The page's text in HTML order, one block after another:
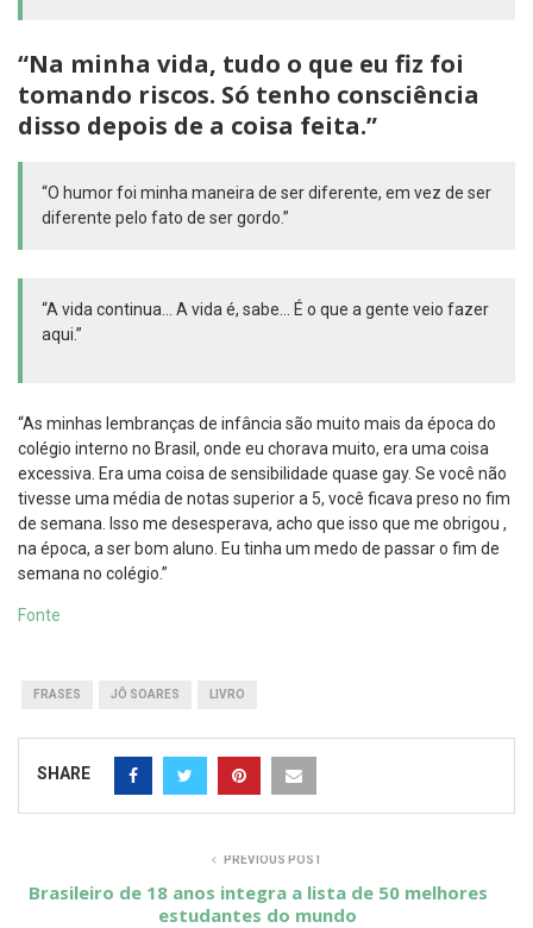
“Na minha vida, tudo o que eu fiz foi
tomando riscos. Só tenho consciência
disso depois de a coisa feita.”
“O humor foi minha maneira de ser diferente, em vez de ser
diferente pelo fato de ser gordo.”
“A vida continua… A vida é, sabe… É o que a gente veio fazer
aqui.”
“As minhas lembranças de infância são muito mais da época do
colégio interno no Brasil, onde eu chorava muito, era uma coisa
excessiva. Era uma coisa de sensibilidade quase gay. Se você não
tivesse uma média de notas superior a 5, você ficava preso no fim
de semana. Isso me desesperava, acho que isso que me obrigou ,
na época, a ser bom aluno. Eu tinha um medo de passar o fim de
semana no colégio.”
Fonte
FRASES JÔ SOARES LIVRO
SHARE
PREVIOUS POST
Brasileiro de 18 anos integra a lista de 50 melhores
estudantes do mundo